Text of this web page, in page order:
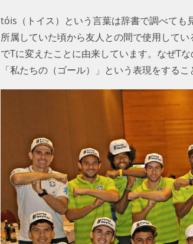
tóis（トイス）という言葉は辞書で調べても
所属していた頃から友人との間で使用して
でTに変えたことに由来しています。なぜT
「私たちの（ゴール）」という表現をするこ